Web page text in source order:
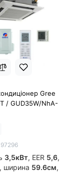
Gree
/ GUD35W/NhA-
3,5кВт, EER 5,6,
, ширина 59.6см,